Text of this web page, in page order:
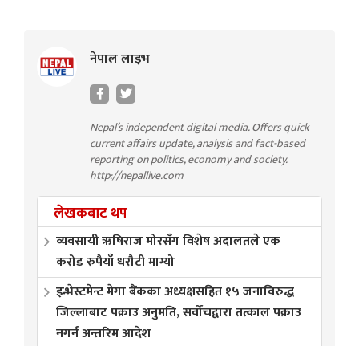
नेपाल लाइभ
Nepal’s independent digital media. Offers quick
current affairs update, analysis and fact-based
reporting on politics, economy and society.
http://nepallive.com
लेखकबाट थप
व्यवसायी ऋषिराज मोरसँग विशेष अदालतले एक
करोड रुपैयाँ धरौटी माग्यो
इन्भेस्टमेन्ट मेगा बैंकका अध्यक्षसहित १५ जनाविरुद्ध
जिल्लाबाट पक्राउ अनुमति, सर्वोचद्वारा तत्काल पक्राउ
नगर्न अन्तरिम आदेश